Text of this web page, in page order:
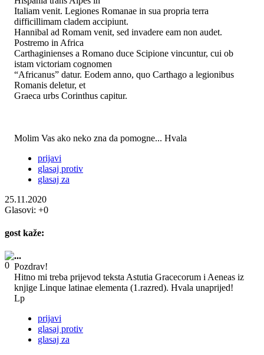
Italiam venit. Legiones Romanae in sua propria terra
difficillimam cladem accipiunt.
Hannibal ad Romam venit, sed invadere eam non audet.
Postremo in Africa
Carthaginienses a Romano duce Scipione vincuntur, cui ob
istam victoriam cognomen
“Africanus” datur. Eodem anno, quo Carthago a legionibus
Romanis deletur, et
Graeca urbs Corinthus capitur.
Molim Vas ako neko zna da pomogne... Hvala
prijavi
glasaj protiv
glasaj za
25.11.2020
Glasovi: +0
gost kaže:
...
Pozdrav!
Hitno mi treba prijevod teksta Astutia Gracecorum i Aeneas iz
knjige Linque latinae elementa (1.razred). Hvala unaprijed!
Lp
prijavi
glasaj protiv
glasaj za